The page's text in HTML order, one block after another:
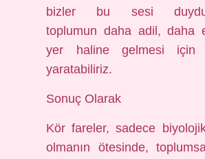
bizler bu sesi
toplumun daha adil, daha
yer haline gelmesi için
yaratabiliriz.
Sonuç Olarak
Kör fareler, sadece
olmanın ötesinde,